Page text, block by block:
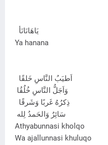
يَاهَانَانَأ
Ya hanana
اَطيَبُ النَّاسِ خَلقًا
وَاَجَلُّ النَّاسِ خُلُقُا
ذِكرُهُ غَربًا وَشَرقًا
سَائِرٌ وَالحَمدُ لِله
Athyabunnasi kholqo
Wa ajallunnasi khuluqo